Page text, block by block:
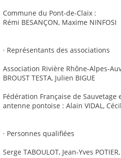
Commune du Pont-de-Claix :
Rémi BESANÇON, Maxime NINFOSI
· Représentants des associations
Association Rivière Rhône-Alpes-
BROUST TESTA, Julien BIGUE
Fédération Française de Sauvetage
antenne pontoise : Alain VIDAL,
· Personnes qualifiées
Serge TABOULOT, Jean-Yves